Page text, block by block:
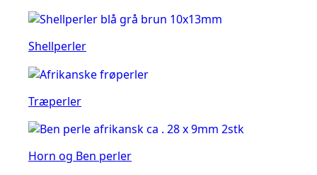
Shellperler
Træperler
Horn og Ben perler